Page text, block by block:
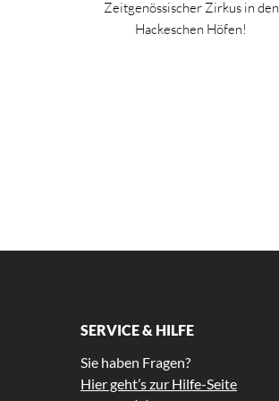
Zeitgenössischer Zirkus in den
Hackeschen Höfen!
SERVICE & HILFE
Sie haben Fragen?
Hier geht’s zur Hilfe-Seite